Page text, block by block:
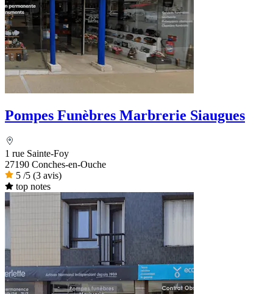
Pompes Funèbres Marbrerie Siaugues
1 rue Sainte-Foy
27190 Conches-en-Ouche
5 /5 (3 avis)
top notes